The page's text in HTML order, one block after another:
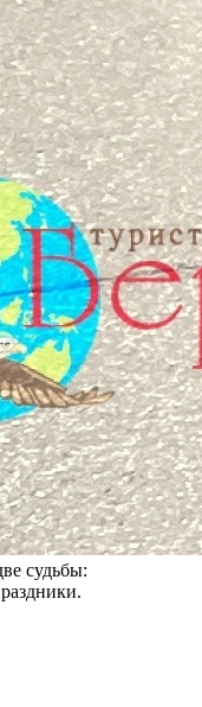
судьбы: